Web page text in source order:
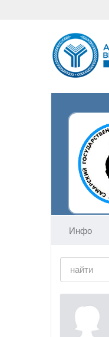
Инфо